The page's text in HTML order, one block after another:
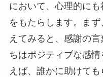
において、心理的に
をもたらします。ま
えてみると、感謝の
ちはポジティブな感
えば、誰かに助けて